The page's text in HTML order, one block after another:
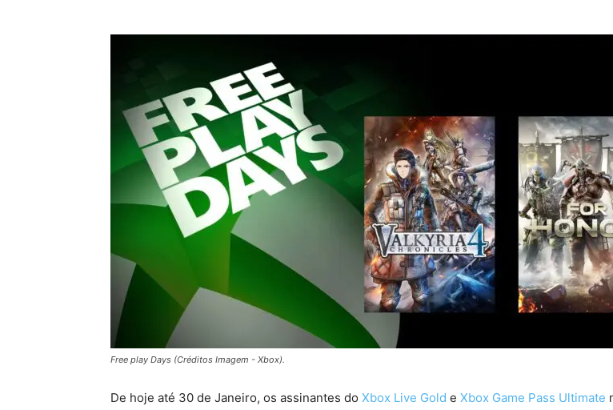
Free play Days (Créditos Imagem - Xbox).
De hoje até 30 de Janeiro, os assinantes do Xbox Live Gold e Xbox Game Pass Ultimate